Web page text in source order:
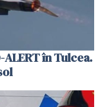
în Tulcea.